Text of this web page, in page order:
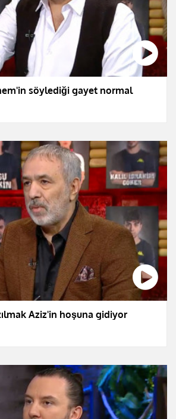
söylediği gayet normal
Aziz'in hoşuna gidiyor